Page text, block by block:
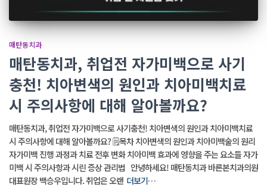
매탄동치과
매탄동치과, 취업전 자가미백으로 사기
충천! 치아변색의 원인과 치아미백치료
시 주의사항에 대해 알아볼까요?
매탄동치과, 취업전 자가미백으로 사기충천! 치아변색의 원인과 치아미백치료
시 주의사항에 대해 알아볼까요? 🗒️목차 치아변색의 원인과 치아미백술의 원리
자가미백 진행 과정과 치료 전후 변화 치아미백 효과에 영향을 주는 요소들 자가
미백 시 주의사항과 시린 증상 관리법 안녕하세요! 매탄동치과 바른본치과의원
대표원장 백승우입니다. 취업은 오랜 더보기…